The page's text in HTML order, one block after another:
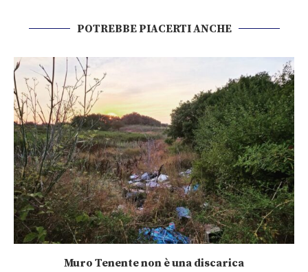
POTREBBE PIACERTI ANCHE
Muro Tenente non è una discarica